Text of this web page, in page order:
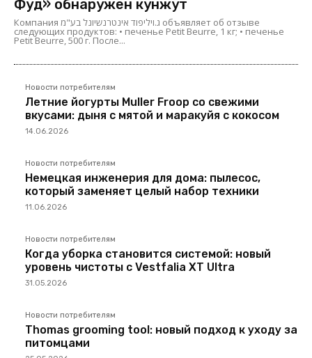
Фуд» обнаружен кунжут
Компания ג.ויליפוד אינטרנשיונל בע"מ объявляет об отзыве
следующих продуктов: • печенье Petit Beurre, 1 кг; • печенье
Petit Beurre, 500 г. После...
Новости потребителям
Летние йогурты Muller Froop со свежими
вкусами: дыня с мятой и маракуйя с кокосом
14.06.2026
Новости потребителям
Немецкая инженерия для дома: пылесос,
который заменяет целый набор техники
11.06.2026
Новости потребителям
Когда уборка становится системой: новый
уровень чистоты с Vestfalia XT Ultra
31.05.2026
Новости потребителям
Thomas grooming tool: новый подход к уходу за
питомцами